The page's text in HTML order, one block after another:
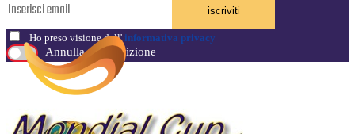
iscriviti
Ho preso visione dell' informativa privacy
Annulla sottoscrizione